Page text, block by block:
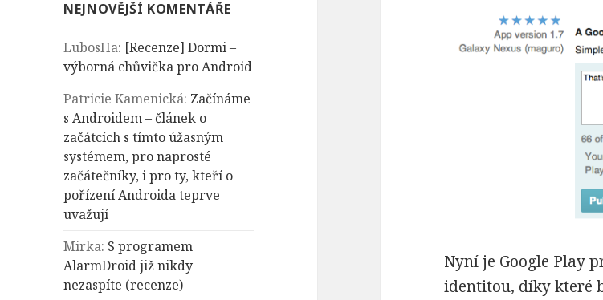
NEJNOVĚJŠÍ KOMENTÁŘE
LubosHa: [Recenze] Dormi –
výborná chůvička pro Android
Patricie Kamenická: Začínáme
s Androidem – článek o
začátcích s tímto úžasným
systémem, pro naprosté
začátečníky, i pro ty, kteří o
pořízení Androida teprve
uvažují
Mirka: S programem
AlarmDroid již nikdy
nezaspíte (recenze)
Nyní je Google Play
identitou, díky které